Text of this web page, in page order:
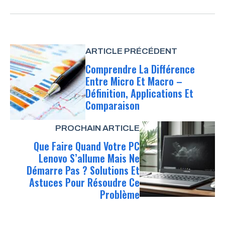
ARTICLE PRÉCÉDENT
Comprendre La Différence
Entre Micro Et Macro –
Définition, Applications Et
Comparaison
PROCHAIN ARTICLE
Que Faire Quand Votre PC
Lenovo S’allume Mais Ne
Démarre Pas ? Solutions Et
Astuces Pour Résoudre Ce
Problème